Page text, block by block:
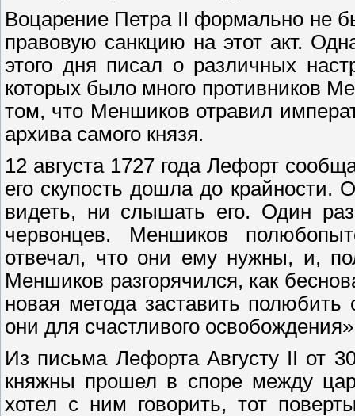
Воцарение Петра II формально не
правовую санкцию на этот акт.
этого дня писал о различных
которых было много противников
том, что Меншиков отравил
архива самого князя.
12 августа 1727 года Лефорт
его скупость дошла до крайности.
видеть, ни слышать его. Один
червонцев. Меншиков
отвечал, что они ему нужны, и,
Меншиков разгорячился, как
новая метода заставить полюбить
они для счастливого
Из письма Лефорта Августу II от
княжны прошел в споре между
хотел с ним говорить, тот